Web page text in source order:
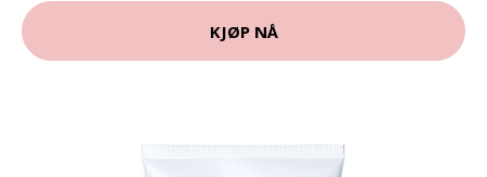
KJØP NÅ